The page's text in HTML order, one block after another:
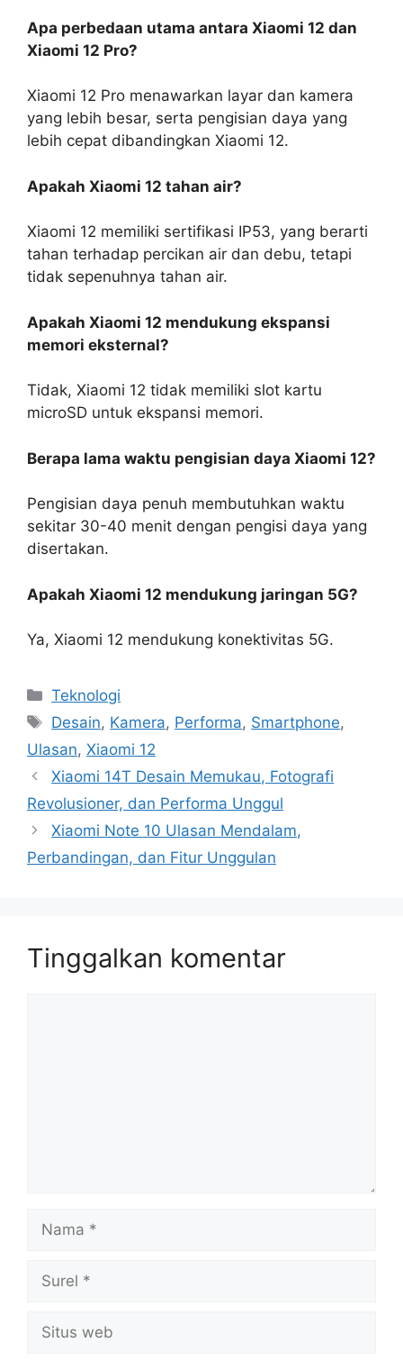
Apa perbedaan utama antara Xiaomi 12 dan
Xiaomi 12 Pro?
Xiaomi 12 Pro menawarkan layar dan kamera
yang lebih besar, serta pengisian daya yang
lebih cepat dibandingkan Xiaomi 12.
Apakah Xiaomi 12 tahan air?
Xiaomi 12 memiliki sertifikasi IP53, yang berarti
tahan terhadap percikan air dan debu, tetapi
tidak sepenuhnya tahan air.
Apakah Xiaomi 12 mendukung ekspansi
memori eksternal?
Tidak, Xiaomi 12 tidak memiliki slot kartu
microSD untuk ekspansi memori.
Berapa lama waktu pengisian daya Xiaomi 12?
Pengisian daya penuh membutuhkan waktu
sekitar 30-40 menit dengan pengisi daya yang
disertakan.
Apakah Xiaomi 12 mendukung jaringan 5G?
Ya, Xiaomi 12 mendukung konektivitas 5G.
Kategori
Teknologi
Tag
Desain, Kamera, Performa, Smartphone,
Ulasan, Xiaomi 12
Xiaomi 14T Desain Memukau, Fotografi
Revolusioner, dan Performa Unggul
Xiaomi Note 10 Ulasan Mendalam,
Perbandingan, dan Fitur Unggulan
Tinggalkan komentar
Nama
Surel
Situs
web